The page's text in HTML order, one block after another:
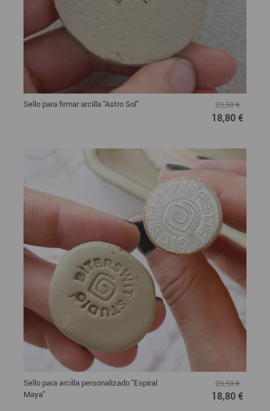
Sello para firmar arcilla "Astro Sol" 23,50 €
18,80 €
Sello para arcilla personalizado "Espiral
Maya"
23,50 €
18,80 €